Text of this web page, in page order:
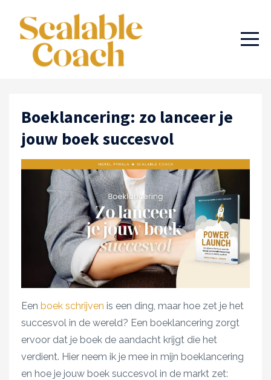
Boeklancering: zo lanceer je
jouw boek succesvol
Een boek schrijven is een ding, maar hoe zet je het
succesvol in de wereld? Een boeklancering zorgt
ervoor dat je boek de aandacht krijgt die het
verdient. Hier neem ik je mee in mijn boeklancering
en hoe je jouw boek succesvol in de markt zet: